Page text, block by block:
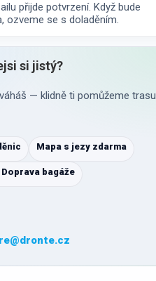
přijde potvrzení. Když bude
ozveme se s doladěním.
si jistý?
— klidně ti pomůžeme trasu
Mapa s jezy zdarma
Doprava bagáže